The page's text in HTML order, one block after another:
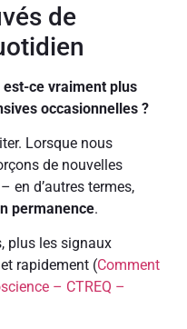
de
ce vraiment plus
occasionnelles ?
Lorsque nous
de nouvelles
en d’autres termes,
permanence.
plus les signaux
rapidement (Comment
– CTREQ –